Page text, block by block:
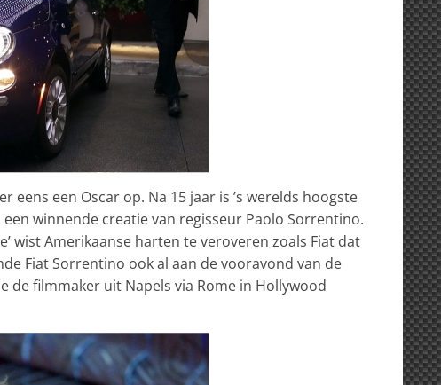
eens een Oscar op. Na 15 jaar is ’s werelds hoogste
winnende creatie van regisseur Paolo Sorrentino.
wist Amerikaanse harten te veroveren zoals Fiat dat
Fiat Sorrentino ook al aan de vooravond van de
de filmmaker uit Napels via Rome in Hollywood